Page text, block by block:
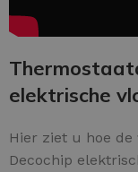
elektrische
Hier ziet u hoe de
Decochip